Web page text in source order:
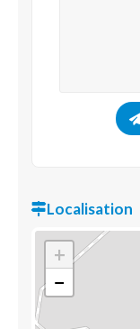
Localisation
+
−